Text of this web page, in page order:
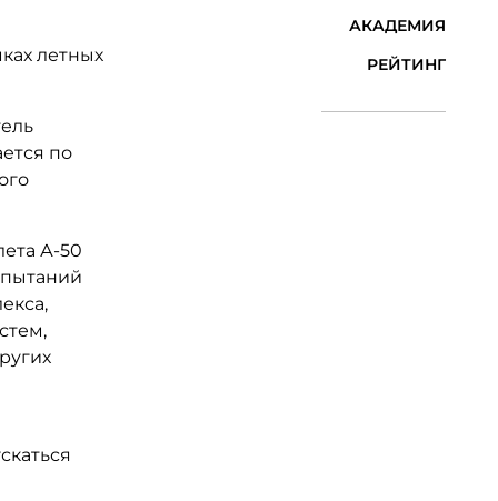
летных
по
А-50
АКАДЕМИЯ
РЕЙТИНГ